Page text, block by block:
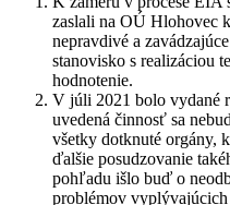
zaslali na OÚ Hlohovec
nepravdivé a
stanovisko s realizáciou
hodnotenie.
V júli 2021 bolo vydané
uvedená činnosť sa
všetky dotknuté orgány,
ďalšie posudzovanie
pohľadu išlo buď o
problémov